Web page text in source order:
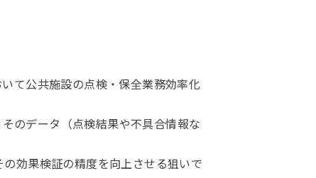
て公共施設の点検・保全業務効率化
のデータ（点検結果や不具合情報な
効果検証の精度を向上させる狙いで